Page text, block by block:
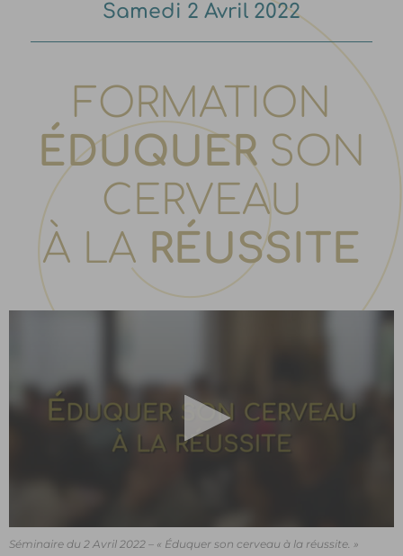
Samedi 2 Avril 2022
FORMATION
ÉDUQUER SON
CERVEAU
À LA RÉUSSITE
seconds
Séminaire du 2 Avril 2022 – « Éduquer son cerveau à la réussite. »